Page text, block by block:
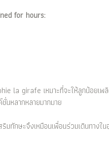
for hours:
la girafe เหมาะที่จะให้ลูกน้อยเพ
หลากหลายมากมาย
ทักษะจึงเหมือนเพื่อนร่วมเดินทางใ